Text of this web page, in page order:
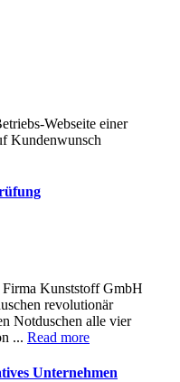
Webseite einer
Kundenwunsch
Kunststoff GmbH
revolutionär
Notduschen alle vier
... Read more
Unternehmen